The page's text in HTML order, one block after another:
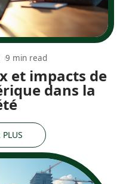
et impacts de
dans la
9 min read